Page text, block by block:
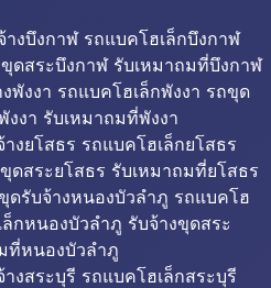
งบึงกาฬ รถแบคโฮเล็กบึงกาฬ
ดสระบึงกาฬ รับเหมาถมที่บึงกาฬ
พังงา รถแบคโฮเล็กพังงา รถขุด
งงา รับเหมาถมที่พังงา
งยโสธร รถแบคโฮเล็กยโสธร
ดสระยโสธร รับเหมาถมที่ยโสธร
ดรับจ้างหนองบัวลำภู รถแบคโฮ
กหนองบัวลำภู รับจ้างขุดสระ
ที่หนองบัวลำภู
งสระบุรี รถแบคโฮเล็กสระบุรี